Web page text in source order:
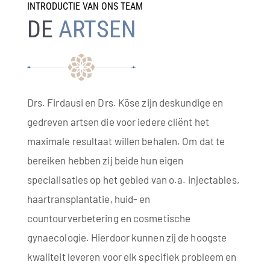
INTRODUCTIE VAN ONS TEAM
DE ARTSEN
Drs. Firdausi en Drs. Köse zijn deskundige en
gedreven artsen die voor iedere cliënt het
maximale resultaat willen behalen. Om dat te
bereiken hebben zij beide hun eigen
specialisaties op het gebied van o.a. injectables,
haartransplantatie, huid- en
countourverbetering en cosmetische
gynaecologie. Hierdoor kunnen zij de hoogste
kwaliteit leveren voor elk specifiek probleem en